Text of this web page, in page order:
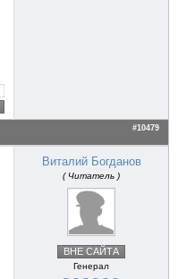
#10479
Виталий Богданов
( Читатель )
ВНЕ САЙТА
Генерал